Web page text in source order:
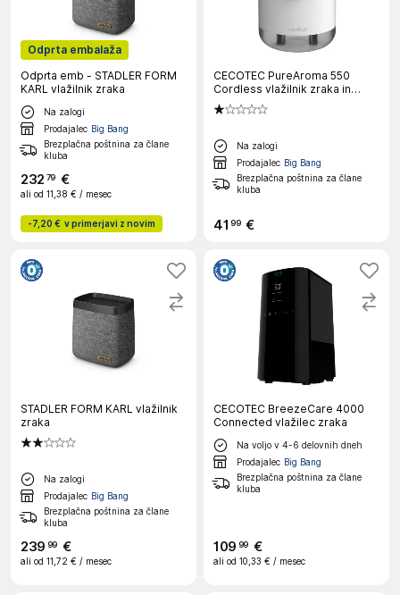
Odprta embalaža
Odprta emb - STADLER FORM
KARL vlažilnik zraka
Na zalogi
Prodajalec Big Bang
Brezplačna poštnina za člane
kluba
232 79 €
ali od 11,38 € / mesec
-7,20 € v primerjavi z novim
CECOTEC PureAroma 550
Cordless vlažilnik zraka in
difuzor arome
Na zalogi
Prodajalec Big Bang
Brezplačna poštnina za člane
kluba
41 99 €
STADLER FORM KARL vlažilnik
zraka
Na zalogi
Prodajalec Big Bang
Brezplačna poštnina za člane
kluba
239 99 €
ali od 11,72 € / mesec
CECOTEC BreezeCare 4000
Connected vlažilec zraka
Na voljo v 4-6 delovnih dneh
Prodajalec Big Bang
Brezplačna poštnina za člane
kluba
109 99 €
ali od 10,33 € / mesec